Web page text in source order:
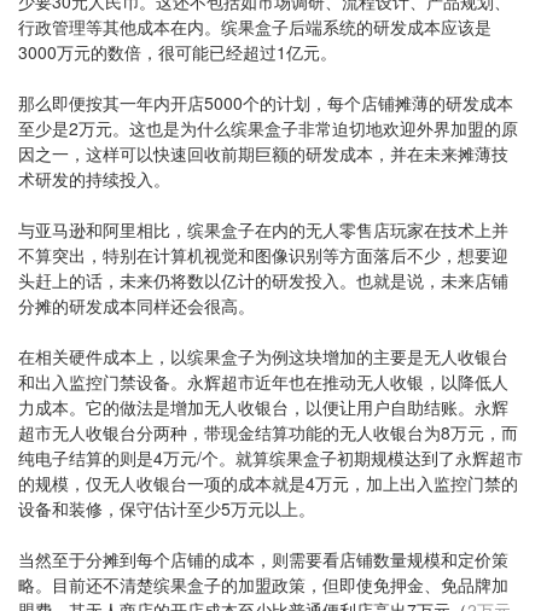
行政管理等其他成本在内。缤果盒子后端系统的研发成本应该是
3000万元的数倍，很可能已经超过1亿元。
那么即便按其一年内开店5000个的计划，每个店铺摊薄的研发成本
至少是2万元。这也是为什么缤果盒子非常迫切地欢迎外界加盟的原
因之一，这样可以快速回收前期巨额的研发成本，并在未来摊薄技
术研发的持续投入。
与亚马逊和阿里相比，缤果盒子在内的无人零售店玩家在技术上并
不算突出，特别在计算机视觉和图像识别等方面落后不少，想要迎
头赶上的话，未来仍将数以亿计的研发投入。也就是说，未来店铺
分摊的研发成本同样还会很高。
在相关硬件成本上，以缤果盒子为例这块增加的主要是无人收银台
和出入监控门禁设备。永辉超市近年也在推动无人收银，以降低人
力成本。它的做法是增加无人收银台，以便让用户自助结账。永辉
超市无人收银台分两种，带现金结算功能的无人收银台为8万元，而
纯电子结算的则是4万元/个。就算缤果盒子初期规模达到了永辉超市
的规模，仅无人收银台一项的成本就是4万元，加上出入监控门禁的
设备和装修，保守估计至少5万元以上。
当然至于分摊到每个店铺的成本，则需要看店铺数量规模和定价策
略。目前还不清楚缤果盒子的加盟政策，但即使免押金、免品牌加